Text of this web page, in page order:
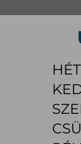
% NAPPALI